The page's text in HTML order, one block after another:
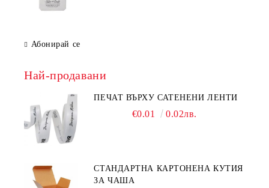
Абонирай се
Най-продавани
ПЕЧАТ ВЪРХУ САТЕНЕНИ ЛЕНТИ
€0.01 0.02лв.
СТАНДАРТНА КАРТОНЕНА КУТИЯ
ЗА ЧАША